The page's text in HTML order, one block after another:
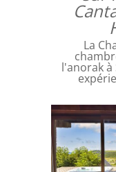
La
l'anorak à